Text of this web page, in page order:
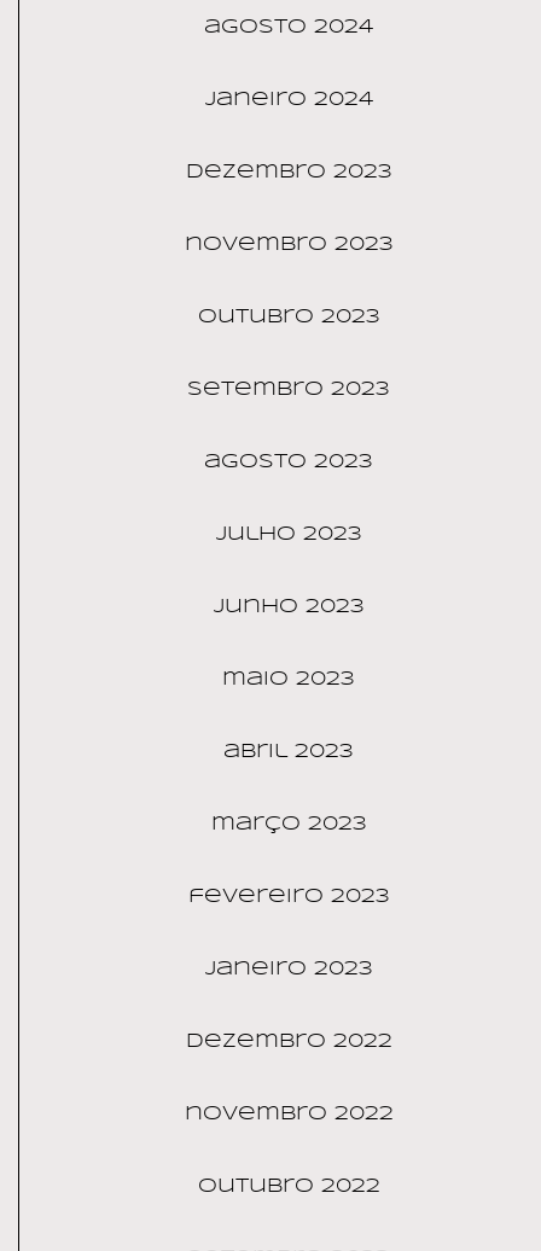
agosto 2024
janeiro 2024
dezembro 2023
novembro 2023
outubro 2023
setembro 2023
agosto 2023
julho 2023
junho 2023
maio 2023
abril 2023
março 2023
fevereiro 2023
janeiro 2023
dezembro 2022
novembro 2022
outubro 2022